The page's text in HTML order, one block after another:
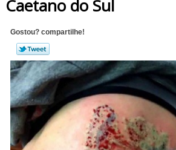
Caetano do Sul
Gostou? compartilhe!